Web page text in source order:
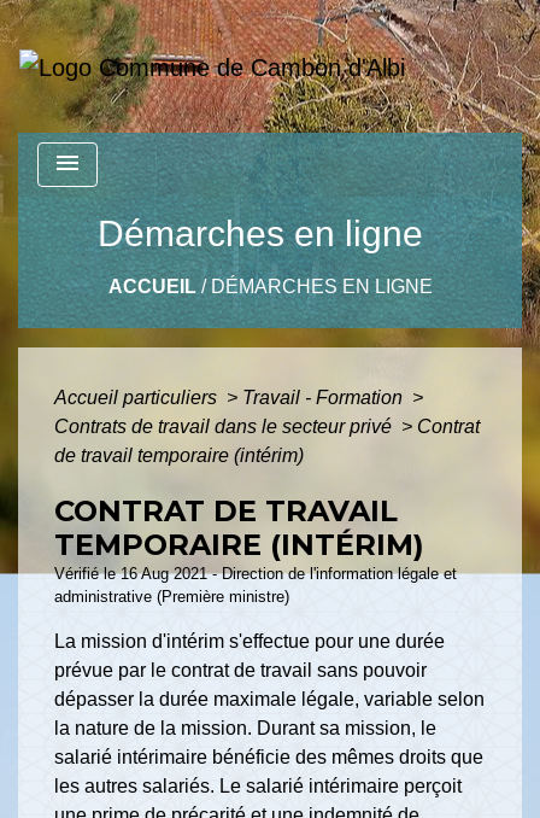
menu
Démarches en ligne
ACCUEIL/DÉMARCHES EN LIGNE
Accueil particuliers > Travail - Formation >
Contrats de travail dans le secteur privé > Contrat
de travail temporaire (intérim)
CONTRAT DE TRAVAIL
TEMPORAIRE (INTÉRIM)
Vérifié le 16 Aug 2021 - Direction de l'information légale et
administrative (Première ministre)
La mission d'intérim s'effectue pour une durée
prévue par le contrat de travail sans pouvoir
dépasser la durée maximale légale, variable selon
la nature de la mission. Durant sa mission, le
salarié intérimaire bénéficie des mêmes droits que
les autres salariés. Le salarié intérimaire perçoit